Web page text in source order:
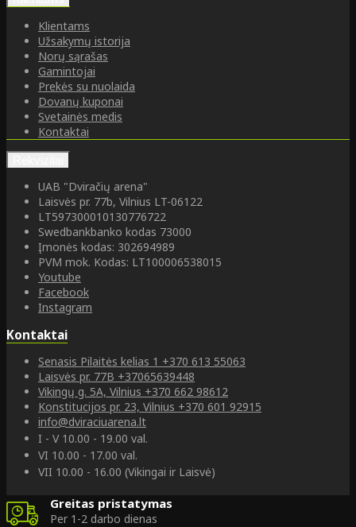
Klientams
Užsakymų istorija
Norų sąrašas
Gamintojai
Prekės su nuolaida
Dovanų kuponai
Svetainės medis
Kontaktai
UAB "Dviračių arena"
Laisvės pr. 77b, Vilnius LT-06122
LT597300010130776722
Swedbankbanko kodas 73000
Įmonės kodas: 302694989
PVM mok. Kodas: LT100006538015
Youtube
Facebook
Instagram
Kontaktai
Senasis Pilaitės kelias 1 +370 613 55063
Laisvės pr. 77B +37065639448
Vikingų g. 5A, Vilnius +370 662 98612
Konstitucijos pr. 23, Vilnius +370 601 92915
info@dviraciuarena.lt
I - V 10.00 - 19.00 val.
VI 10.00 - 17.00 val.
VII 10.00 - 16.00 (Vikingai ir Laisvė)
Greitas pristatymas
Per 1-2 darbo dienas